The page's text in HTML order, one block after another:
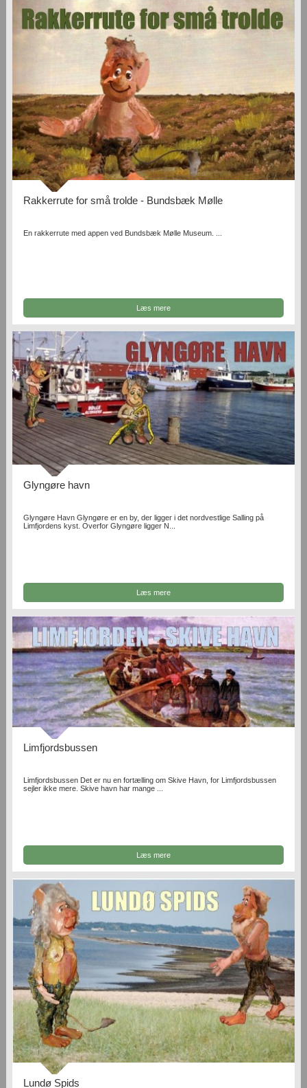
Rakkerrute for små trolde - Bundsbæk Mølle
En rakkerrute med appen ved Bundsbæk Mølle Museum. ...
Læs mere
Glyngøre havn
Glyngøre Havn Glyngøre er en by, der ligger i det nordvestlige Salling på
Limfjordens kyst. Overfor Glyngøre ligger N...
Læs mere
Limfjordsbussen
Limfjordsbussen Det er nu en fortælling om Skive Havn, for Limfjordsbussen
sejler ikke mere. Skive havn har mange ...
Læs mere
Lundø Spids